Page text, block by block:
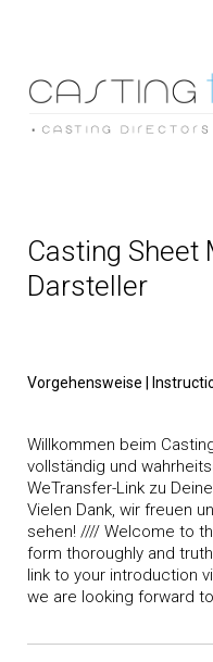
Casting Sheet
Darsteller
Vorgehensweise |
Willkommen beim
vollständig und
WeTransfer-Link zu
Vielen Dank, wir freuen
sehen! //// Welcome to
form thoroughly and
link to your introduction
we are looking forward